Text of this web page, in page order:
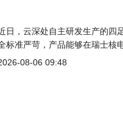
日，云深处自主研发生产的四
标准严苛，产品能够在瑞士核
08-06 09:48